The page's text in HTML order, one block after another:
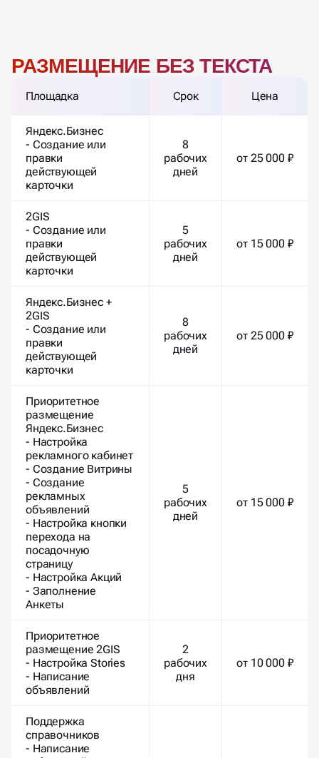
РАЗМЕЩЕНИЕ БЕЗ ТЕКСТА
Площадка Срок Цена
Яндекс.Бизнес
- Создание или
правки
действующей
карточки
8
рабочих
дней
от 25 000 ₽
2GIS
- Создание или
правки
действующей
карточки
5
рабочих
дней
от 15 000 ₽
Яндекс.Бизнес +
2GIS
- Создание или
правки
действующей
карточки
8
рабочих
дней
от 25 000 ₽
Приоритетное
размещение
Яндекс.Бизнес
- Настройка
рекламного кабинет
- Создание Витрины
- Создание
рекламных
объявлений
- Настройка кнопки
перехода на
посадочную
страницу
- Настройка Акций
- Заполнение
Анкеты
5
рабочих
дней
от 15 000 ₽
Приоритетное
размещение 2GIS
- Настройка Stories
- Написание
объявлений
2
рабочих
дня
от 10 000 ₽
Поддержка
справочников
- Написание